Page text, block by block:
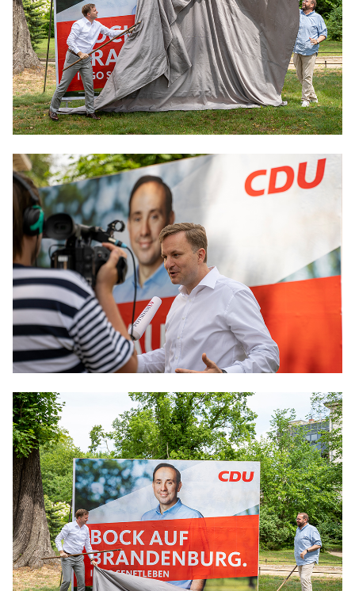
IM BUNDESTAG
IM EUROPÄISCHEN PARLAMENT
NEWSLETTER ABONNIEREN
BILDER
PROGRAMME
75 JAHRE CDU BRANDENBURG
PRESSE
SPENDEN
Mitglied werden